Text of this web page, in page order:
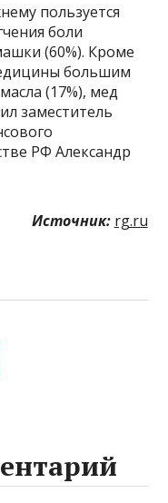
пользуется
боли
(60%). Кроме
большим
(17%), мед
заместитель
РФ Александр
Источник: rg.ru